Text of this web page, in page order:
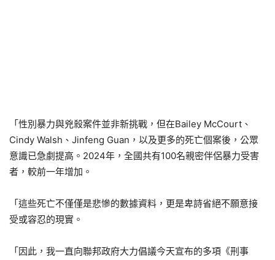
「性別暴力與兇殺案件並非新挑戰，但在Bailey McCourt、
Cindy Walsh、Jinfeng Guan，以及更多的死亡個案後，公眾
意識已急劇提高。2024年，全國共有100名親密伴侶暴力受害
者，較前一年增加。
「這些死亡不僅僅是悲慘的數據資料，更是卑詩省絕不願意接
受或容忍的現實。
「因此，我一直向聯邦政府大力倡議今天宣布的多項《刑事